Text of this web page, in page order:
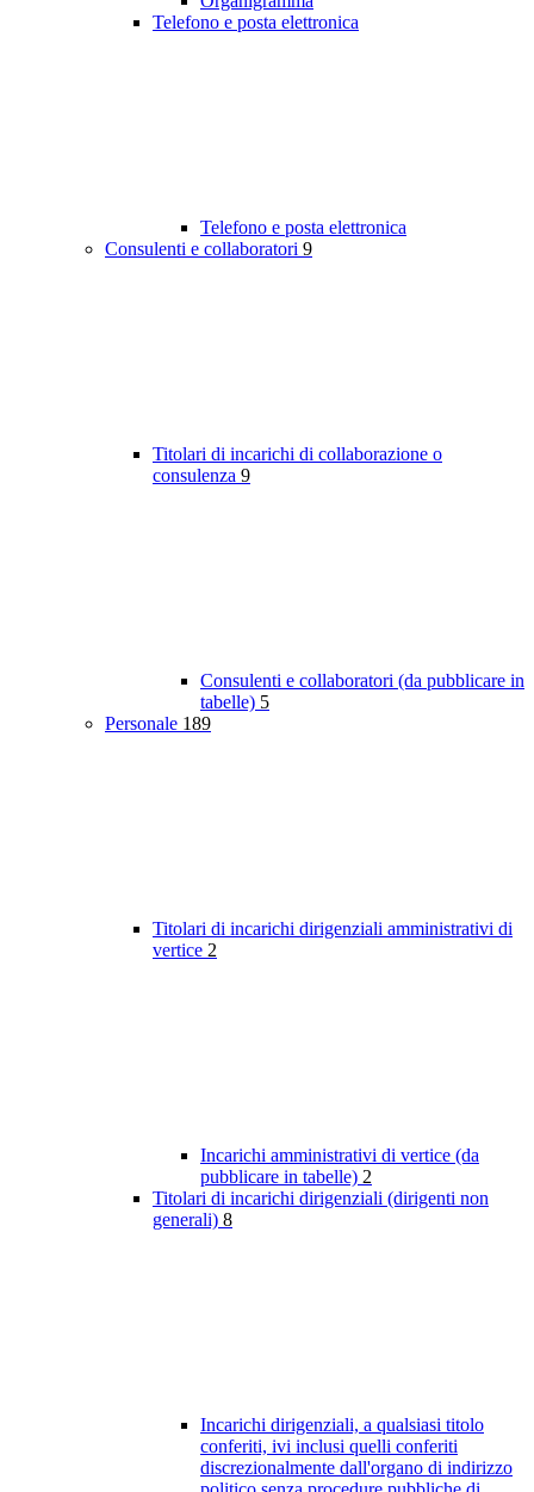
Telefono e posta elettronica
Telefono e posta elettronica
Consulenti e collaboratori 9
Titolari di incarichi di collaborazione o
consulenza 9
Consulenti e collaboratori (da pubblicare in
tabelle) 5
Personale 189
Titolari di incarichi dirigenziali amministrativi di
vertice 2
Incarichi amministrativi di vertice (da
pubblicare in tabelle) 2
Titolari di incarichi dirigenziali (dirigenti non
generali) 8
Incarichi dirigenziali, a qualsiasi titolo
conferiti, ivi inclusi quelli conferiti
discrezionalmente dall'organo di indirizzo